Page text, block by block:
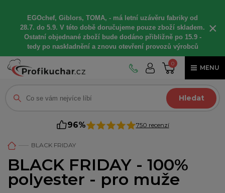
EGOchef, Giblors, TOMA, - má letní uzávěru fabriky od
28.7. do 5.9. V této době doručujeme pouze zboží skladem.
Ostatní objednané zboží bude dodáno přibližně po 15.9 -
tedy po naskladnění a znovu otevření provozů výrobců
×
0
MENU
Hledat
96% 750 recenzí
BLACK FRIDAY
BLACK FRIDAY - 100%
polyester - pro muže